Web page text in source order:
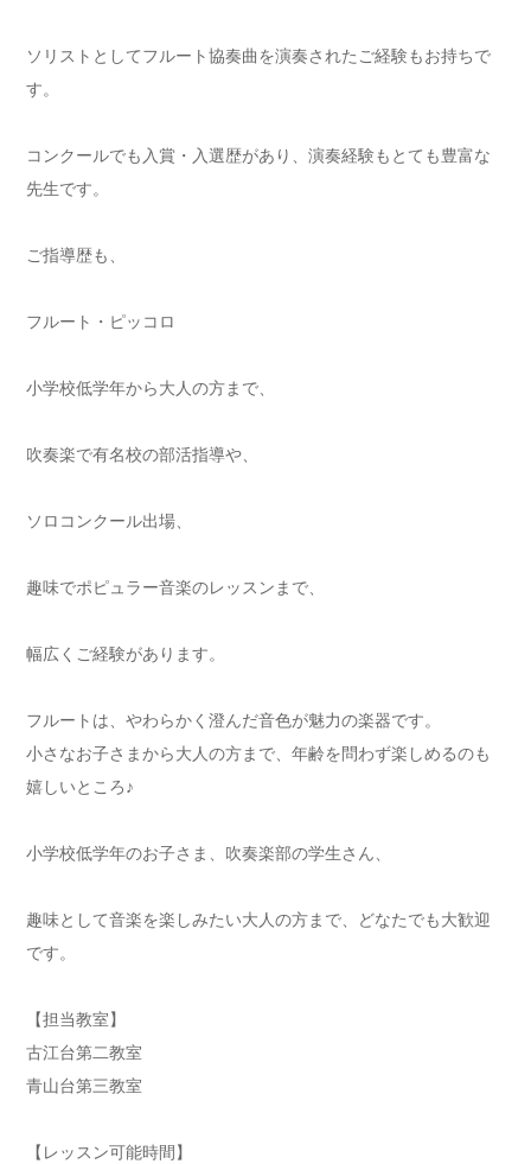
ソリストとしてフルート協奏曲を演奏されたご経験もお持ちで
す。
コンクールでも入賞・入選歴があり、演奏経験もとても豊富な
先生です。
ご指導歴も、
フルート・ピッコロ
小学校低学年から大人の方まで、
吹奏楽で有名校の部活指導や、
ソロコンクール出場、
趣味でポピュラー音楽のレッスンまで、
幅広くご経験があります。
フルートは、やわらかく澄んだ音色が魅力の楽器です。
小さなお子さまから大人の方まで、年齢を問わず楽しめるのも
嬉しいところ♪
小学校低学年のお子さま、吹奏楽部の学生さん、
趣味として音楽を楽しみたい大人の方まで、どなたでも大歓迎
です。
【担当教室】
古江台第二教室
青山台第三教室
【レッスン可能時間】